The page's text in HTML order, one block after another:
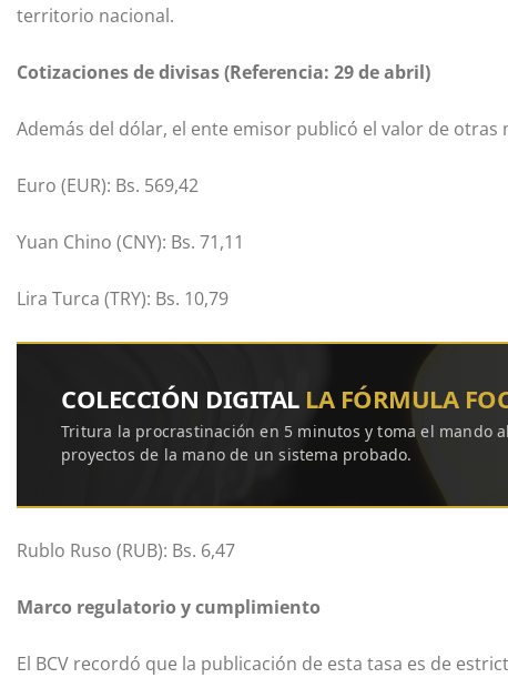
territorio nacional.
Cotizaciones de divisas (Referencia: 29 de abril)
Además del dólar, el ente emisor publicó el valor de
Euro (EUR): Bs. 569,42
Yuan Chino (CNY): Bs. 71,11
Lira Turca (TRY): Bs. 10,79
COLECCIÓN DIGITAL LA FÓRMULA
Tritura la procrastinación en 5 minutos y toma el mando
proyectos de la mano de un sistema probado.
Rublo Ruso (RUB): Bs. 6,47
Marco regulatorio y cumplimiento
El BCV recordó que la publicación de esta tasa es de